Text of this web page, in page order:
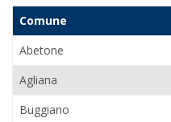
Comune
Abetone
Agliana
Buggiano